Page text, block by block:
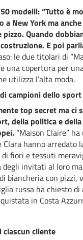
modelli: “Tutto è
a New York ma
Quando
E poi
le due titolari di
una copertura per
utilizza l’alta moda.
campioni dello sport
top secret ma
della politica e
“Maison Claire”
hanno arredato
fiori e tessuti
invitati al loro
biancheria con
russa ha chiesto
in Costa
cliente